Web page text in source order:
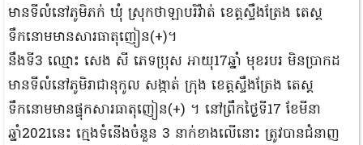
មានទីលំនៅភូមិភក់ ឃុំ ស្រុកថាឡាបរិវ៉ាត់ ខេត្តស្ទឹងត្រែង តេស្ត
ទឹកនោមមានសារធាតុញៀន(+)។
នឹងទី3 ឈ្មោះ សេង សី ភេទប្រុស អាយុ17ឆ្នាំ មុខរបរ មិនប្រាកដ
មានទីលំនៅភូមិរាជានុកូល សង្កាត់ ក្រុង ខេត្តស្ទឹងត្រែង តេស្ត
ទឹកនោមមានផ្ទុកសារធាតុញៀន(+) ។ នៅព្រឹកថ្ងៃទី17 ខែមីនា
ឆ្នាំ2021នេះ ក្មេងទំនើងចំនួន 3 នាក់ខាងលើនោះ ត្រូវបានជំនាញ